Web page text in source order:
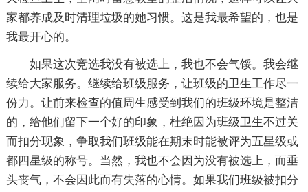
家都养成及时清理垃圾的她习惯。这是我最希望的，也是
我最开心的。
如果这次竞选我没有被选上，我也不会气馁。我会继
续给大家服务。继续给班级服务，让班级的卫生工作尽一
份力。让前来检查的值周生感受到我们的班级环境是整洁
的，给他们留下一个好的印象，杜绝因为班级卫生不过关
而扣分现象，争取我们班级能在期末时能被评为五星级或
都四星级的称号。当然，我也不会因为没有被选上，而垂
头丧气，不会因此而有失落的心情。如果我们班级被扣分